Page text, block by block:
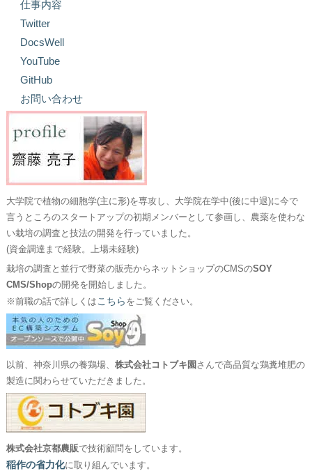
仕事内容
Twitter
DocsWell
YouTube
GitHub
お問い合わせ
大学院で植物の細胞学(主に形)を専攻し、大学院在学中(後に中退)に今で
言うところのスタートアップの初期メンバーとして参画し、農薬を使わな
い栽培の調査と技法の開発を行っていました。
(資金調達まで経験。上場未経験)
栽培の調査と並行で野菜の販売からネットショップのCMSのSOY
CMS/Shopの開発を開始しました。
※前職の話で詳しくはこちら をご覧ください。
以前、神奈川県の養鶏場、 株式会社コトブキ園 さんで高品質な鶏糞堆肥の
製造に関わらせていただきました。
株式会社京都農販で技術顧問をしています。
稲作の省力化に取り組んでいます。